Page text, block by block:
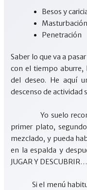
Besos y
Penetración
Saber lo que va a
con el tiempo aburre,
del deseo. He aquí
descenso de actividad
Yo suelo
primer plato,
mezclado, y pueda
en la espalda y
JUGAR Y
Si el menú habitual